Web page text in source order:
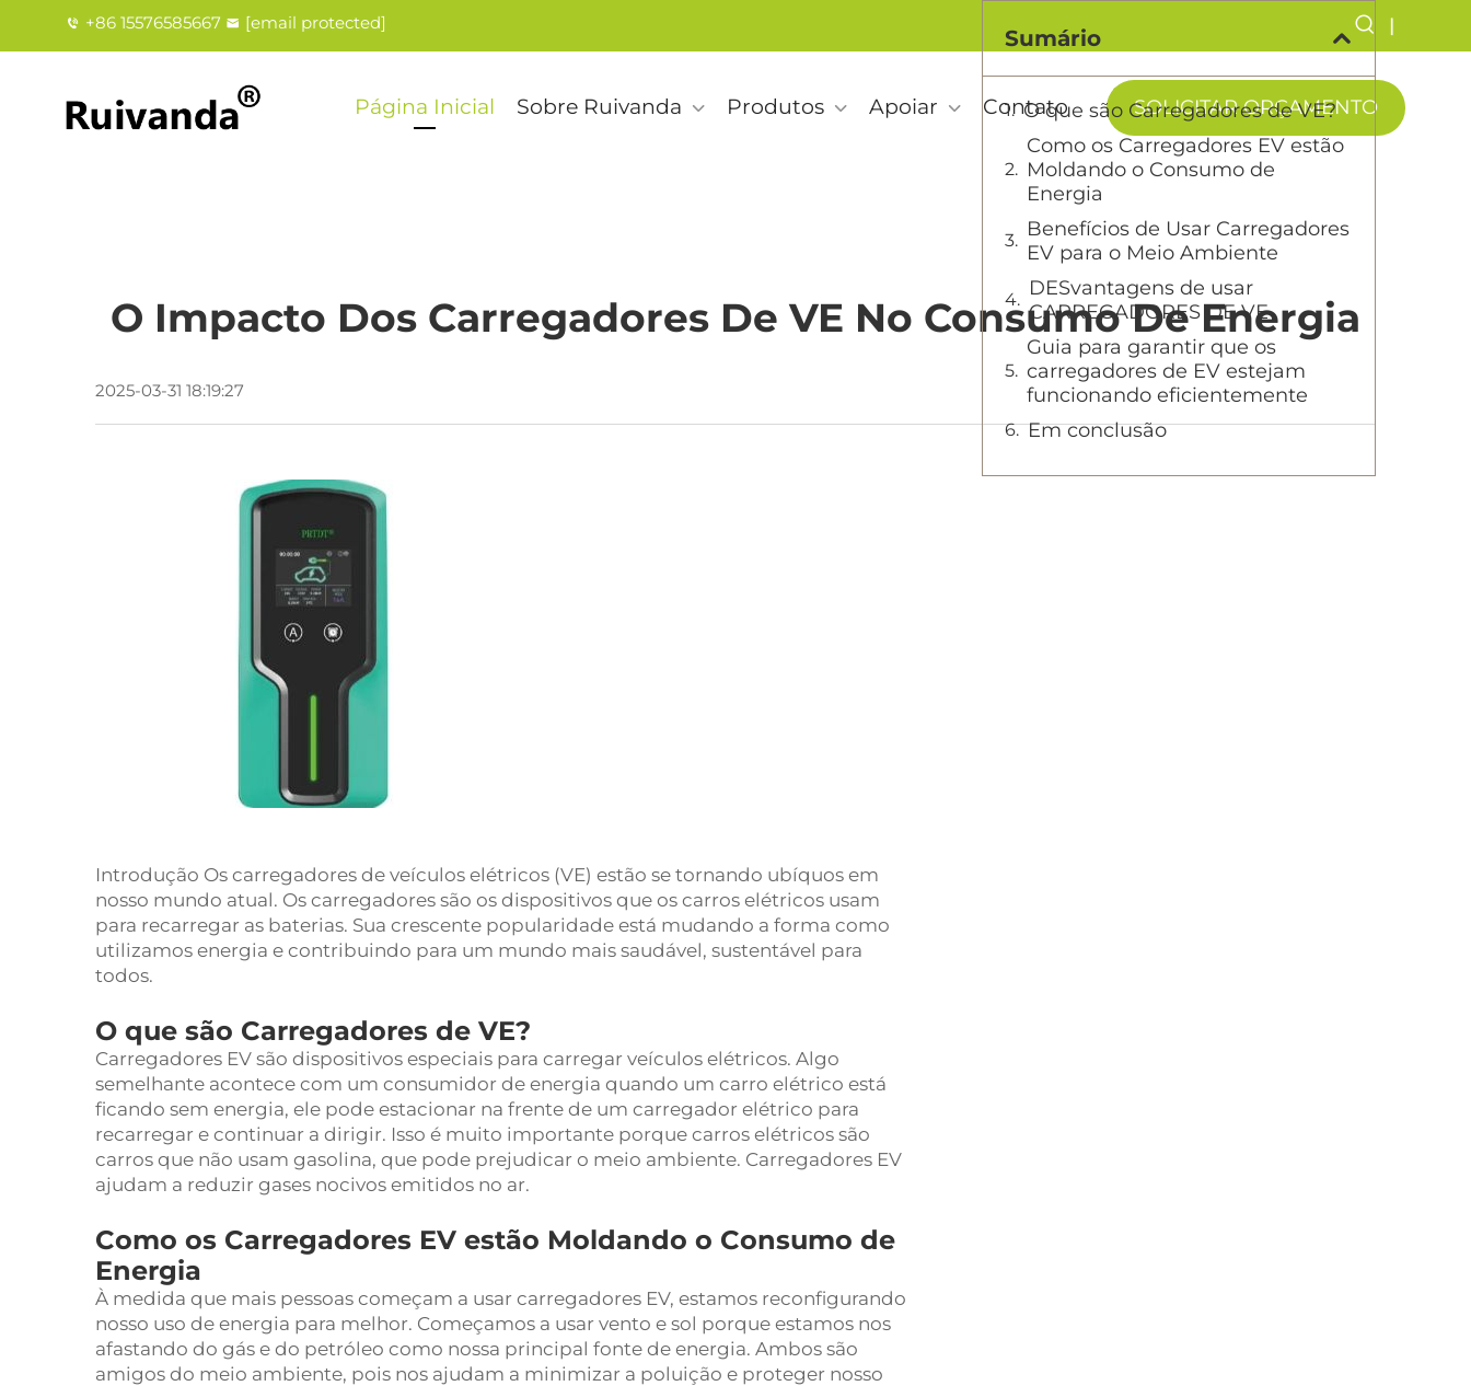
+86 15576585667 [email protected] |
Página Inicial Sobre Ruivanda Produtos Apoiar Contato SOLICITAR ORÇAMENTO
O Impacto Dos Carregadores De VE No Consumo De Energia
2025-03-31 18:19:27
Introdução Os carregadores de veículos elétricos (VE) estão se tornando ubíquos em
nosso mundo atual. Os carregadores são os dispositivos que os carros elétricos usam
para recarregar as baterias. Sua crescente popularidade está mudando a forma como
utilizamos energia e contribuindo para um mundo mais saudável, sustentável para
todos.
O que são Carregadores de VE?
Carregadores EV são dispositivos especiais para carregar veículos elétricos. Algo
semelhante acontece com um consumidor de energia quando um carro elétrico está
ficando sem energia, ele pode estacionar na frente de um carregador elétrico para
recarregar e continuar a dirigir. Isso é muito importante porque carros elétricos são
carros que não usam gasolina, que pode prejudicar o meio ambiente. Carregadores EV
ajudam a reduzir gases nocivos emitidos no ar.
Como os Carregadores EV estão Moldando o Consumo de
Energia
À medida que mais pessoas começam a usar carregadores EV, estamos reconfigurando
nosso uso de energia para melhor. Começamos a usar vento e sol porque estamos nos
afastando do gás e do petróleo como nossa principal fonte de energia. Ambos são
amigos do meio ambiente, pois nos ajudam a minimizar a poluição e proteger nosso
Sumário
O que são Carregadores de VE?
Como os Carregadores EV estão
Moldando o Consumo de
Energia
Benefícios de Usar Carregadores
EV para o Meio Ambiente
DESvantagens de usar
CARREGADORES DE VE
Guia para garantir que os
carregadores de EV estejam
funcionando eficientemente
Em conclusão